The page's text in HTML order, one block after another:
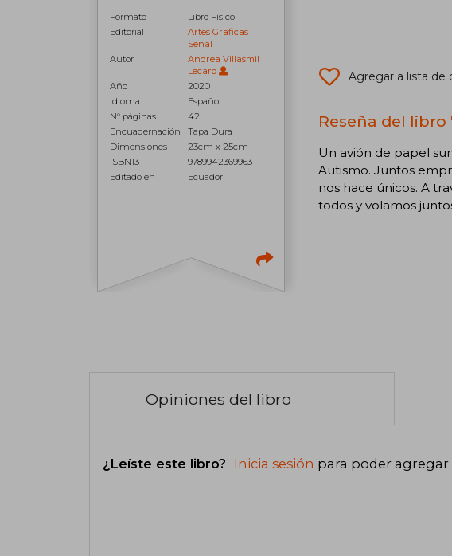
Formato
Libro Físico
Editorial
Artes Graficas
Senal
Autor
Andrea Villasmil
Lecaro
Año
2020
Idioma
Español
N° páginas
42
Encuadernación
Tapa Dura
Dimensiones
23cm x 25cm
ISBN13
9789942369963
Editado en
Ecuador
Agregar a lista de
Reseña del
Un avión de papel
Autismo. Juntos
nos hace únicos. A
todos y volamos
Opiniones del libro
¿Leíste este libro? Inicia sesión para poder